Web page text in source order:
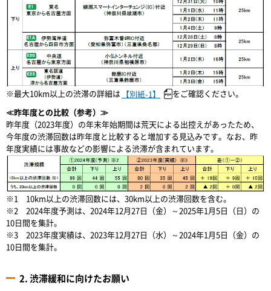
※最大10km以上の渋滞の詳細は 【別紙-1】
をご確認ください。
≪昨年度との比較（参考）≫
昨年度（2023年度）の年末年始期間は荒天による出控えがあったため、
今年度の渋滞回数は昨年度と比較すると増加する見込みです。なお、昨
年度実績には事故などの影響による渋滞が含まれています。
※1 10km以上の渋滞回数には、30km以上の渋滞回数を含む。
※2 2024年度予測は、2024年12月27日（金）～2025年1月5日（日）の
10日間を集計。
※3 2023年度実績は、2023年12月27日（水）～2024年1月5日（金）の
10日間を集計。
2. 渋滞緩和に向けたお願い